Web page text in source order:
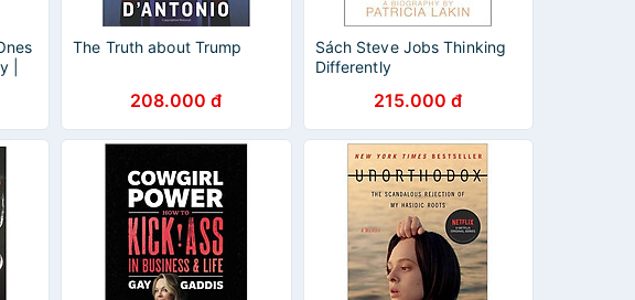
|
The Truth about Trump
208.000 đ
Sách Steve Jobs Thinking
Differently
215.000 đ